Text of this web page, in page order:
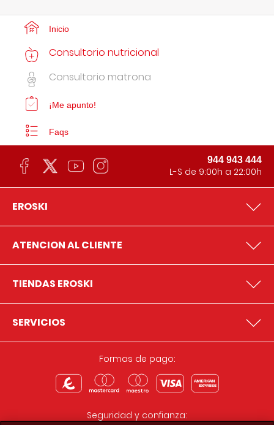
Inicio
Consultorio nutricional
Consultorio matrona
¡Me apunto!
Faqs
944 943 444
L-S de 9:00h a 22:00h
EROSKI
ATENCION AL CLIENTE
TIENDAS EROSKI
SERVICIOS
Formas de pago:
Seguridad y confianza: